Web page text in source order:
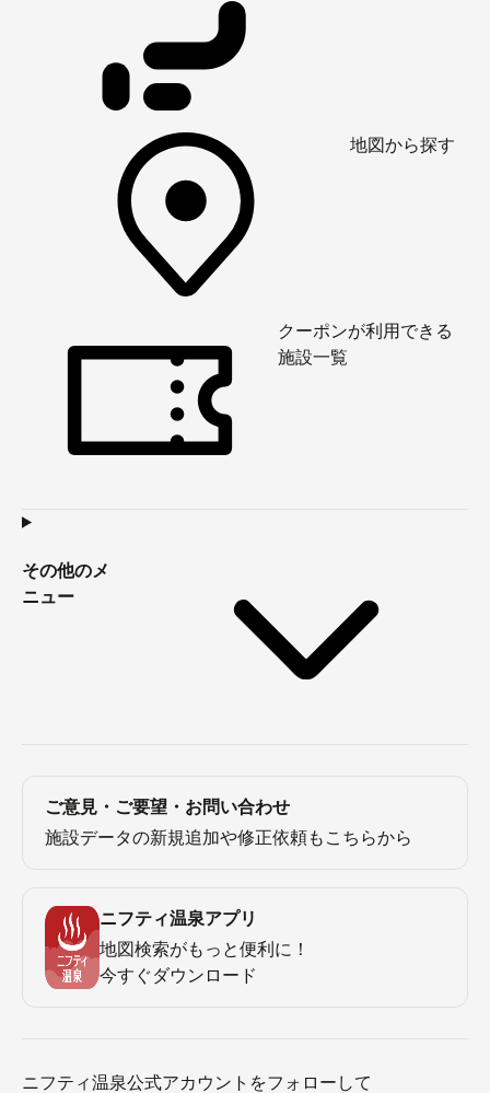
地図から探す
クーポンが利用できる
施設一覧
その他のメ
ニュー
ご意見・ご要望・お問い合わせ
施設データの新規追加や修正依頼もこちらから
ニフティ温泉アプリ
地図検索がもっと便利に！
今すぐダウンロード
ニフティ温泉公式アカウントをフォローして